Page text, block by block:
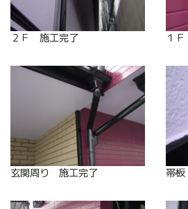
２Ｆ 施工完了 １
玄関周り 施工完了 帯